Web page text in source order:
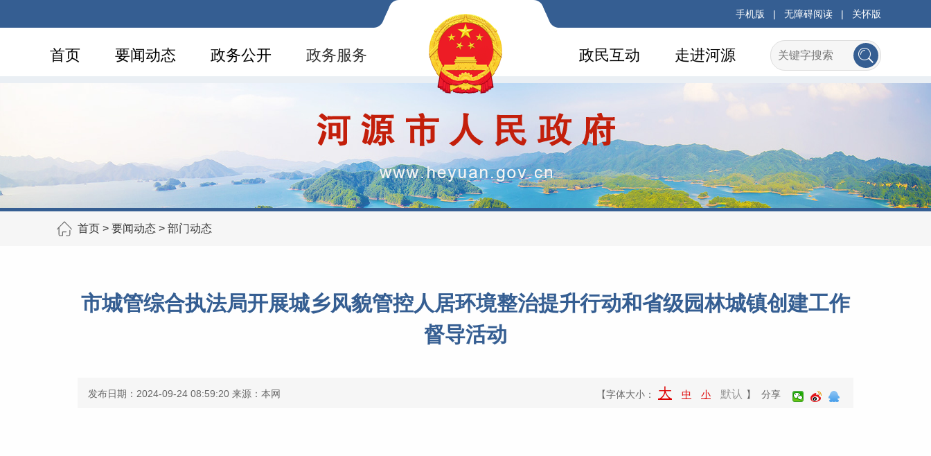
手机版 | 无障碍阅读 | 关怀版
首页 要闻动态 政务公开 政务服务 走进河源
政民互动
首页 > 要闻动态 > 部门动态
市城管综合执法局开展城乡风貌管控人居环境整治提升行动和省级园林城镇创建工作
督导活动
发布日期：2024-09-24 08:59:20 来源：本网 【字体大小： 大 中 小 默认 】 分享